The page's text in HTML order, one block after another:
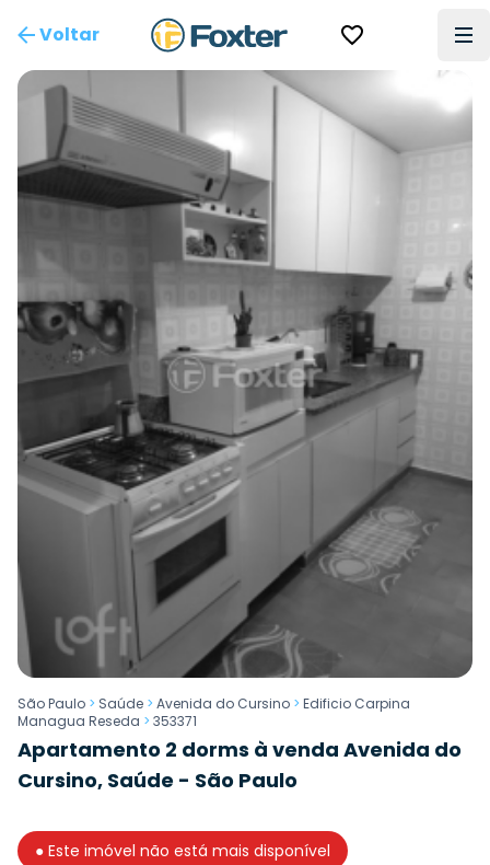
Voltar
São Paulo > Saúde > Avenida do Cursino > Edificio Carpina
Managua Reseda > 353371
Apartamento 2 dorms à venda Avenida do
Cursino, Saúde - São Paulo
● Este imóvel não está mais disponível